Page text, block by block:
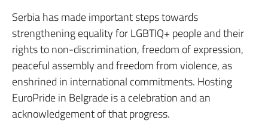
Serbia has made important steps towards
strengthening equality for LGBTIQ+ people and their
rights to non-discrimination, freedom of expression,
peaceful assembly and freedom from violence, as
enshrined in international commitments. Hosting
EuroPride in Belgrade is a celebration and an
acknowledgement of that progress.